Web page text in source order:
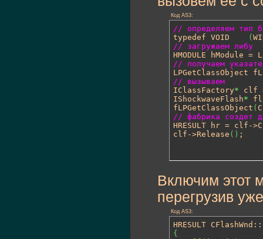
Код AS3:
// определяем тип
(
// загружаем либу
HMODULE hModule
// получаем
LPGetClassObject
// вызываем
IClassFactory* clf
IShockwaveFlash*
fLPGetClassObject (
// фабрика создет
HRESULT hr = clf-
clf->Release ( ) ;
Включим этот
перегрузив
Код AS3:
HRESULT
{